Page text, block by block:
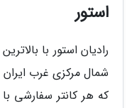
استور
رادیان استور با
شمال مرکزی غرب
که هر کانتر سفارشی